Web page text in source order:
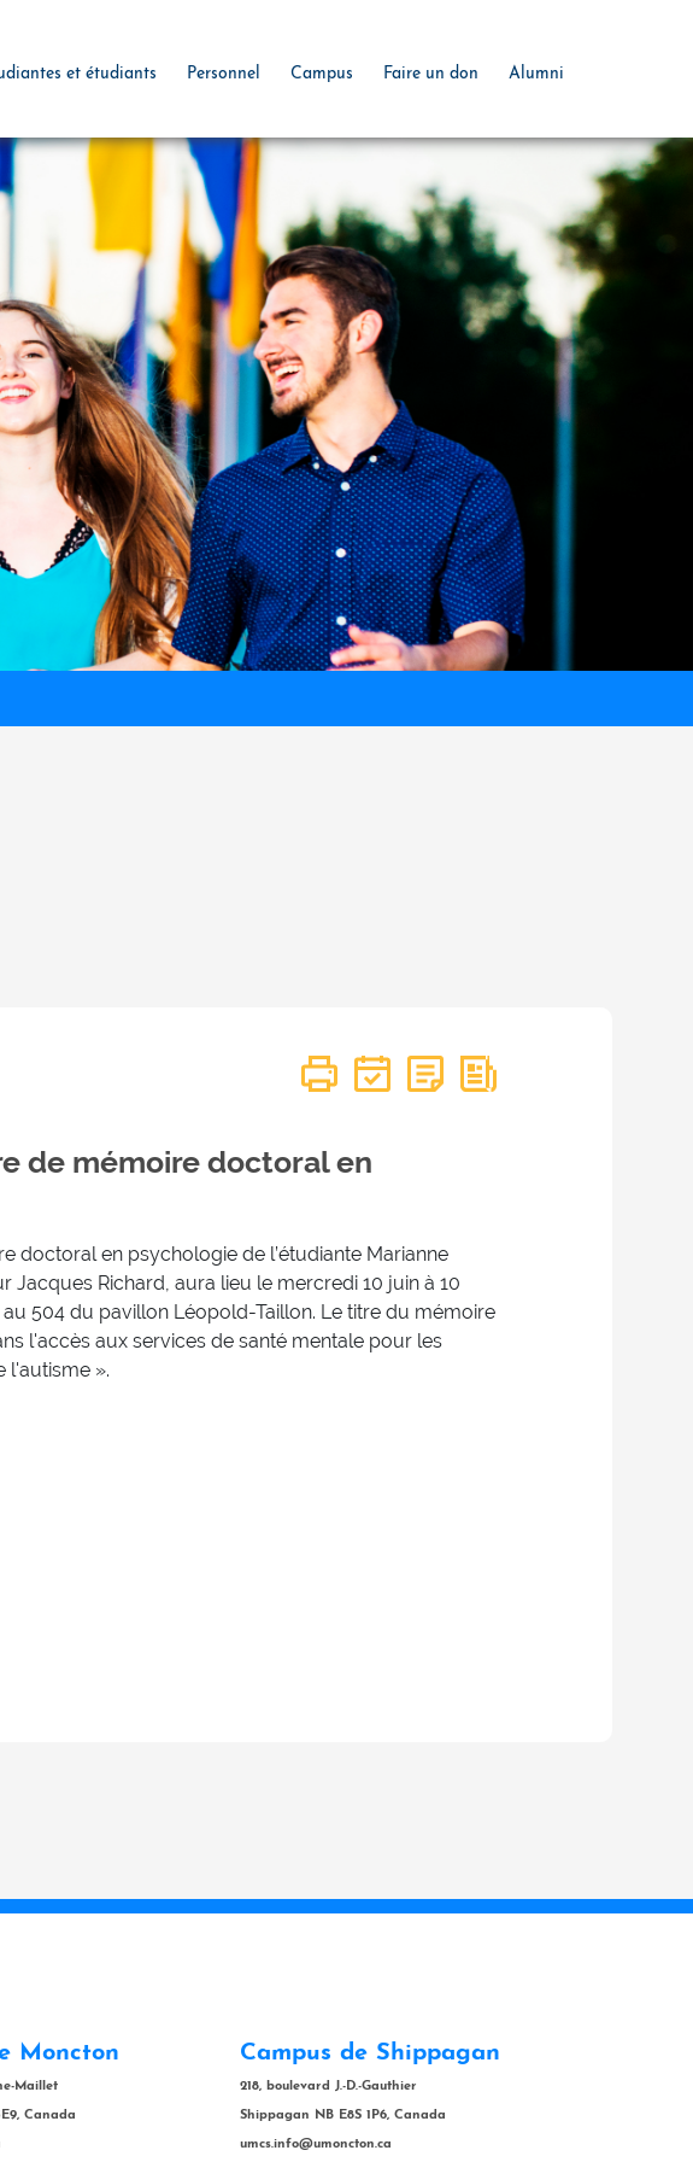
et étudiants Personnel Campus Faire un don Alumni
de mémoire doctoral en
doctoral en psychologie de l’étudiante Marianne
Richard, aura lieu le mercredi 10 juin à 10
504 du pavillon Léopold-Taillon. Le titre du mémoire
l'accès aux services de santé mentale pour les
l'autisme ».
Moncton
Maillet
Canada
Campus de Shippagan
218, boulevard J.-D.-Gauthier
Shippagan NB E8S 1P6, Canada
umcs.info@umoncton.ca